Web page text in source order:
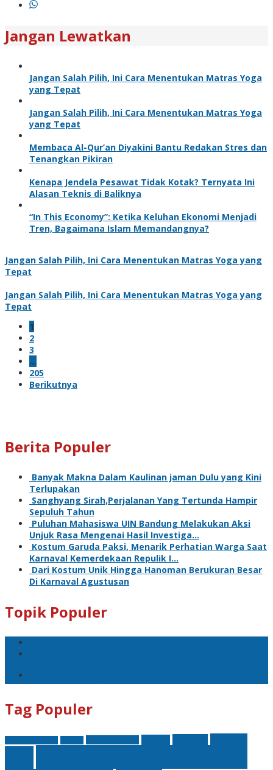
Jangan Lewatkan
Jangan Salah Pilih, Ini Cara Menentukan Matras Yoga
yang Tepat
Jangan Salah Pilih, Ini Cara Menentukan Matras Yoga
yang Tepat
Membaca Al-Qur’an Diyakini Bantu Redakan Stres dan
Tenangkan Pikiran
Kenapa Jendela Pesawat Tidak Kotak? Ternyata Ini
Alasan Teknis di Baliknya
“In This Economy”: Ketika Keluhan Ekonomi Menjadi
Tren, Bagaimana Islam Memandangnya?
Jangan Salah Pilih, Ini Cara Menentukan Matras Yoga yang
Tepat
Jangan Salah Pilih, Ini Cara Menentukan Matras Yoga yang
Tepat
1
2
3
…
205
Berikutnya
Berita Populer
Banyak Makna Dalam Kaulinan jaman Dulu yang Kini
Terlupakan
Sanghyang Sirah,Perjalanan Yang Tertunda Hampir
Sepuluh Tahun
Puluhan Mahasiswa UIN Bandung Melakukan Aksi
Unjuk Rasa Mengenai Hasil Investiga…
Kostum Garuda Paksi, Menarik Perhatian Warga Saat
Karnaval Kemerdekaan Repulik I…
Dari Kostum Unik Hingga Hanoman Berukuran Besar
Di Karnaval Agustusan
Topik Populer
Tag Populer